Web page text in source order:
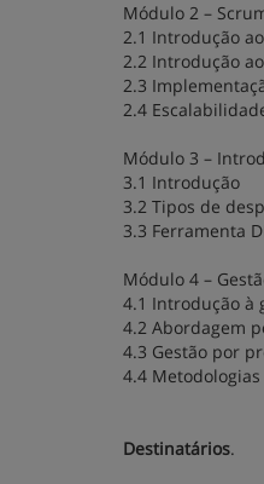
Módulo 2 –
2.1 Introdução
2.2 Introdução
2.3
2.4
Módulo 3 –
3.1 Introdução
3.2 Tipos de
3.3 Ferramenta
Módulo 4 –
4.1 Introdução à
4.2 Abordagem
4.3 Gestão por
4.4
Destinatários.